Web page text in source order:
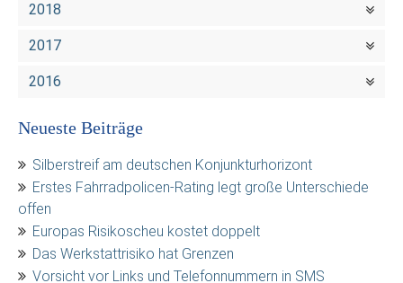
2018
2017
2016
Neueste Beiträge
Silberstreif am deutschen Konjunkturhorizont
Erstes Fahrradpolicen-Rating legt große Unterschiede
offen
Europas Risikoscheu kostet doppelt
Das Werkstattrisiko hat Grenzen
Vorsicht vor Links und Telefonnummern in SMS